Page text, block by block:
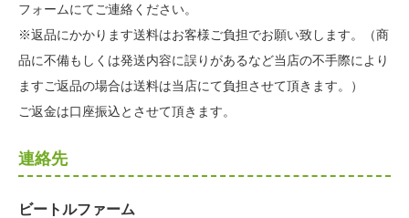
フォームにてご連絡ください。
※返品にかかります送料はお客様ご負担でお願い致します。（商
品に不備もしくは発送内容に誤りがあるなど当店の不手際により
ますご返品の場合は送料は当店にて負担させて頂きます。）
ご返金は口座振込とさせて頂きます。
連絡先
ビートルファーム